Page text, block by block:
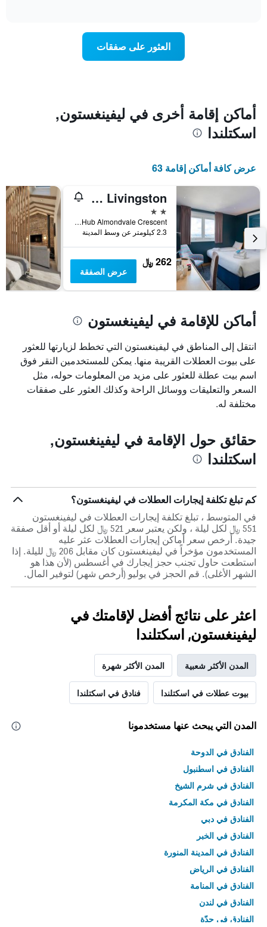
المخطط
1
محور
X
يعرض
أيام
الأسبوع.
المخطط
1
محور
Y
الذي
يعرض
متوسط
العثور على صفقات
أماكن إقامة أخرى في ليفينغستون,
اسكتلندا
عرض كافة أماكن إقامة 63
Travelodge Livingston
2 نجمتين
The Hub Almondvale Crescent, ليفينغستون, المملكة المتحدة
2.3 كيلومتر عن وسط المدينة
262 ﷼
عرض الصفقة
أماكن للإقامة في ليفينغستون
انتقل إلى المناطق في ليفينغستون التي تخطط لزيارتها للعثور
على بيوت العطلات القريبة منها. يمكن للمستخدمين النقر فوق
اسم بيت عطلة للعثور على مزيد من المعلومات حوله، مثل
السعر والتعليقات ووسائل الراحة وكذلك العثور على صفقات
مختلفة له.
حقائق حول الإقامة في ليفينغستون,
اسكتلندا
كم تبلغ تكلفة إيجارات العطلات في ليفينغستون؟
في المتوسط ، تبلغ تكلفة إيجارات العطلات في ليفينغستون
551 ﷼ لكل ليلة ، ولكن يعتبر سعر 521 ﷼ لكل ليلة أو أقل صفقة
جيدة. أرخص سعر أماكن إيجارات العطلات عثر عليه
المستخدمون مؤخراً في ليفينغستون كان مقابل 206 ﷼ لليلة. إذا
استطعت حاول تجنب حجز إيجارك في أغسطس (لأن هذا هو
الشهر الأغلى). قم الحجز في يوليو (أرخص شهر) لتوفير المال.
اعثر على نتائج أفضل لإقامتك في
ليفينغستون, اسكتلندا
المدن الأكثر شعبية المدن الأكثر شهرة
بيوت عطلات في اسكتلندا فنادق في اسكتلندا
المدن التي يبحث عنها مستخدمونا
الفنادق في الدوحة
الفنادق في اسطنبول
الفنادق في شرم الشيخ
الفنادق في مكة المكرمة
الفنادق في دبي
الفنادق في الخبر
الفنادق في المدينة المنورة
الفنادق في الرياض
الفنادق في المنامة
الفنادق في لندن
الفنادق في جدّة